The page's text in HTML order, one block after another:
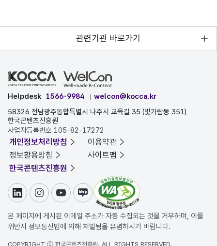
관련기관 바로가기
Helpdesk 1566-9984
welcon@kocca.kr
58326 전남광주통합특별시 나주시 교육길 35 (빛가람동 351)
한국콘텐츠진흥원
사업자등록번호 105-82-17272
개인정보처리방침
이용약관
정보활용방침
사이트맵
한국콘텐츠진흥원
링크드인인스타그램
유튜브블로그
본 페이지에 게시된 이메일 주소가 자동 수집되는 것을 거부하며, 이를
위반시 정보통신법에 의해 처벌됨을 유념하시기 바랍니다.
COPYRIGHT ⓒ 한국콘텐츠진흥원. ALL RIGHTS RESERVED.